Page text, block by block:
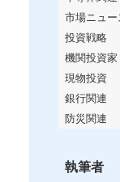
市場ニュー
投資戦略
機関投資家
現物投資
銀行関連
防災関連
執筆者